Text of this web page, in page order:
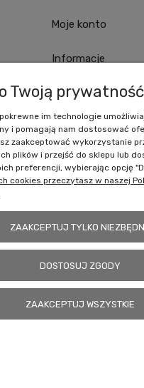
Moje konto
Informacje
Dybowskiego 45/7, 41-
kontakt@battlecult.plTel.:
6443563610 REGON:
POKAŻ PEŁNĄ WERSJĘ
Twoją prywatność
im technologie
i pomagają nam dostosować
zaakceptować wykorzystanie
plików i przejść do sklepu lub
preferencji, wybierając opcję
cookies przeczytasz w naszej
ZAAKCEPTUJ TYLKO
DOSTOSUJ ZGODY
ZAAKCEPTUJ WSZYSTKIE